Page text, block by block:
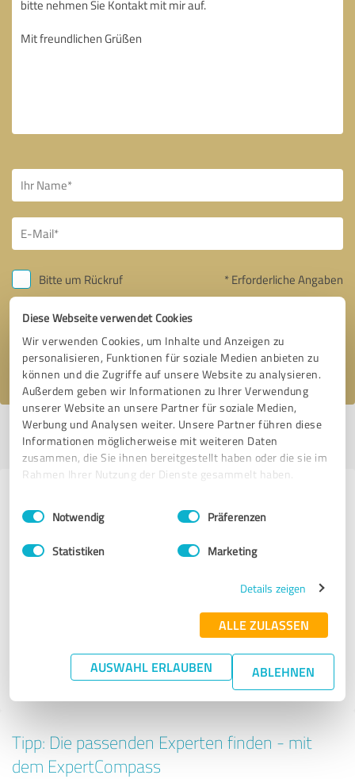
Diese Webseite verwendet Cookies
Wir verwenden Cookies, um Inhalte und Anzeigen zu
personalisieren, Funktionen für soziale Medien anbieten zu
können und die Zugriffe auf unsere Website zu analysieren.
Außerdem geben wir Informationen zu Ihrer Verwendung
unserer Website an unsere Partner für soziale Medien,
Werbung und Analysen weiter. Unsere Partner führen diese
Informationen möglicherweise mit weiteren Daten
zusammen, die Sie ihnen bereitgestellt haben oder die sie im
Rahmen Ihrer Nutzung der Dienste gesammelt haben.
Impressum Datenschutzbestimmungen
Einwilligungsauswahl
Notwendig Präferenzen
Statistiken Marketing
Details zeigen
ALLE ZULASSEN
AUSWAHL ERLAUBEN ABLEHNEN
Bitte um Rückruf * Erforderliche Angaben
Nachricht senden
Ich stimme denDatenschutzbestimmungenzu.
Profil aktiv seit 07.02.2018 |Letzte Aktualisierung: 19.02.2019|Profil
melden
Anbietern aus dem Bereich
Beratung
4.99 von 5
Tipp: Die passenden Experten finden - mit
dem ExpertCompass